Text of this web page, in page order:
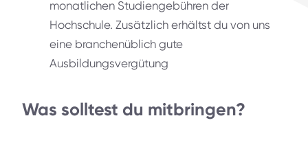
monatlichen Studiengebühren der
Hochschule. Zusätzlich erhältst du von uns
eine branchenüblich gute
Ausbildungsvergütung
Was solltest du mitbringen?